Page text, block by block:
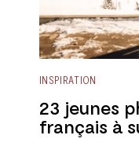
INSPIRATION
23 jeunes
français à